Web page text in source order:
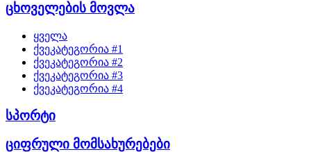
ცხოველების მოვლა
ყველა
ქვეკატეგორია #1
ქვეკატეგორია #2
ქვეკატეგორია #3
ქვეკატეგორია #4
სპორტი
ციფრული მომსახურებები